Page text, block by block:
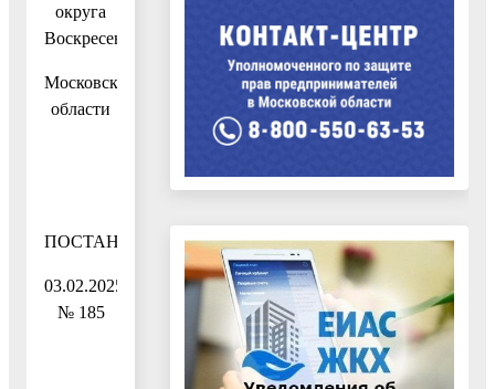
округа
Воскресенск
Московской
области
ПОСТАНОВЛЕНИЕ
03.02.2025
№ 185